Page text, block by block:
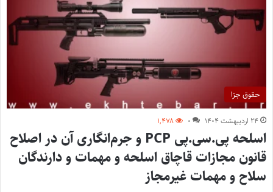
حقوق جزا
۲۴ اردیبهشت ۱۴۰۴ ۰ ۱,۴۷۸
اسلحه پی.سی.پی PCP و جرم‌انگاری آن در اصلاح
قانون مجازات قاچاق اسلحه و مهمات و دارندگان
سلاح و مهمات غیرمجاز